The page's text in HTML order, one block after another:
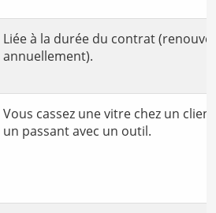
Liée à la durée du contrat
annuellement).
Vous cassez une vitre chez un
un passant avec un outil.